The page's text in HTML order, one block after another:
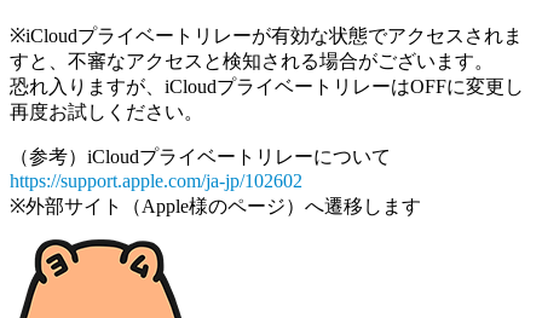
※iCloudプライベートリレーが有効な状態でアクセスされま
すと、不審なアクセスと検知される場合がございます。
恐れ入りますが、iCloudプライベートリレーはOFFに変更し
再度お試しください。
（参考）iCloudプライベートリレーについて
https://support.apple.com/ja-jp/102602
※外部サイト（Apple様のページ）へ遷移します